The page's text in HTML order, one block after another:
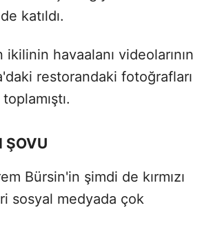
katıldı.
havaalanı videolarının
restorandaki fotoğrafları
ŞOVU
Bürsin'in şimdi de kırmızı
sosyal medyada çok